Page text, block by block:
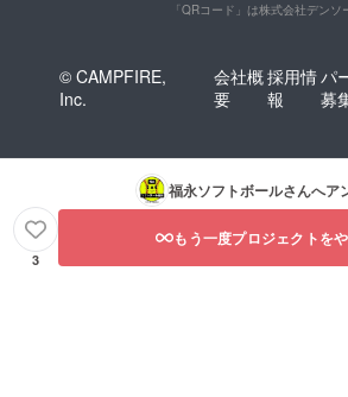
「QRコード」は株式会社デンソ
© CAMPFIRE,
Inc.
会社概
要
採用情
報
パ
募
福永ソフトボールさんへア
3
もう一度プロジェクトを